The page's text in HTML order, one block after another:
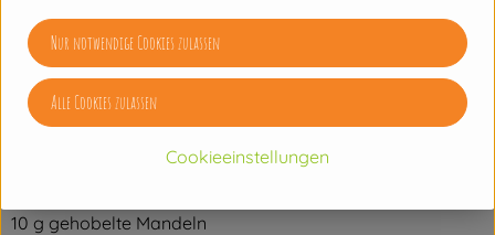
400 ml Gemüsebrühe
500 ml Mandelmilch
Salz & Pfeffer
10 g gehobelte Mandeln
Cookieeinstellungen
Nur notwendige Cookies zulassen
Alle Cookies zulassen